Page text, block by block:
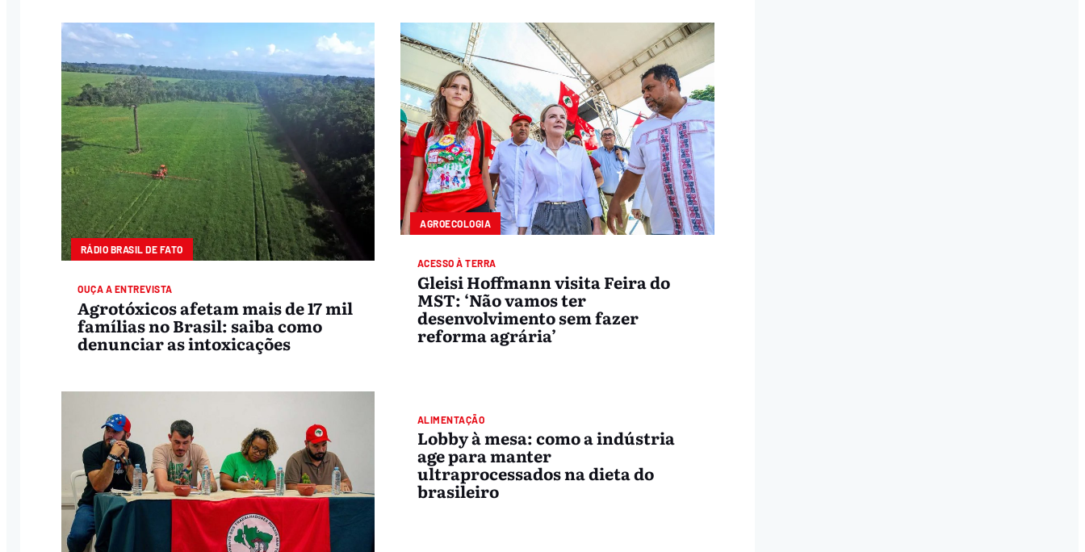
RÁDIO BRASIL DE FATO
OUÇA A ENTREVISTA
Agrotóxicos afetam mais de 17 mil
famílias no Brasil: saiba como
denunciar as intoxicações
AGROECOLOGIA
ACESSO À TERRA
Gleisi Hoffmann visita Feira do
MST: ‘Não vamos ter
desenvolvimento sem fazer
reforma agrária’
ALIMENTAÇÃO
Lobby à mesa: como a indústria
age para manter
ultraprocessados na dieta do
brasileiro